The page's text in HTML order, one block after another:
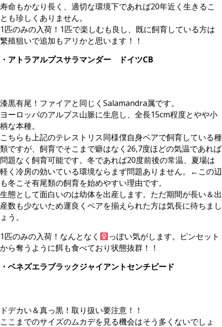
寿命もかなり長く、適切な環境下であれば20年近く生きるこ
とも珍しくありません。
1匹のみの入荷！1匹で楽しむも良し、既に飼育している方は
繁殖狙いで追加もアリかと思います！！
・アトラアルプスサラマンダー ドイツCB
漆黒有尾！ファイアと同じくSalamandra属です。
ヨーロッパのアルプス山脈に生息し、全長15cm程度とやや小
柄な本種。
こちらも上記のテレストリス同様僕自身ペアで飼育している種
類ですが、飼育でそこまで癖はなく26,7度ほどの気温であれば
問題なく飼育可能です。冬であれば20度前後の常温、夏場は
軽く冷房の効いている環境ならまず問題ありません。←この辺
も冬こそ有尾類の飼育を始めやすい理由です。
生態として面白いのは幼体を出産します。ただ期間が長い＆出
産数も少ないため運良くペアを揃えられた方は気長に待ちまし
ょう。
1匹のみの入荷！なんとなく
っぽい気がします。ピンセット
から奪うように餌も食べており状態抜群！！
・ベネズエラブラックジャイアントセンチピード
ドデカい＆真っ黒！取り扱い要注意！！
ここまでのサイズのムカデを見る機会はそう多くないでしょ